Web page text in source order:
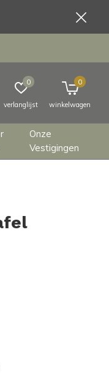
Onze
Vestigingen
verlanglijst
0
winkelwagen
0